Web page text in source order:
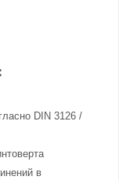
DIN 3126 /
в